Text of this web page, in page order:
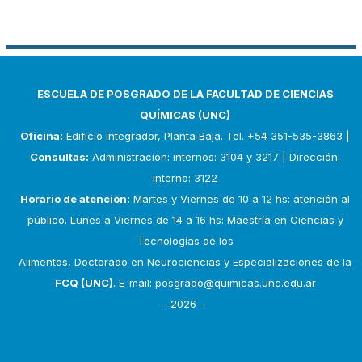
ESCUELA DE POSGRADO DE LA FACULTAD DE CIENCIAS
QUÍMICAS (UNC)
Oficina: Edificio Integrador, Planta Baja. Tel. +54 351-535-3863 |
Consultas: Administración: internos: 3104 y 3217 | Dirección:
interno: 3122
Horario de atención: Martes y Viernes de 10 a 12 hs: atención al
público. Lunes a Viernes de 14 a 16 hs: Maestría en Ciencias y
Tecnologías de los
Alimentos, Doctorado en Neurociencias y Especializaciones de la
FCQ (UNC). E-mail: posgrado@quimicas.unc.edu.ar
- 2026 -